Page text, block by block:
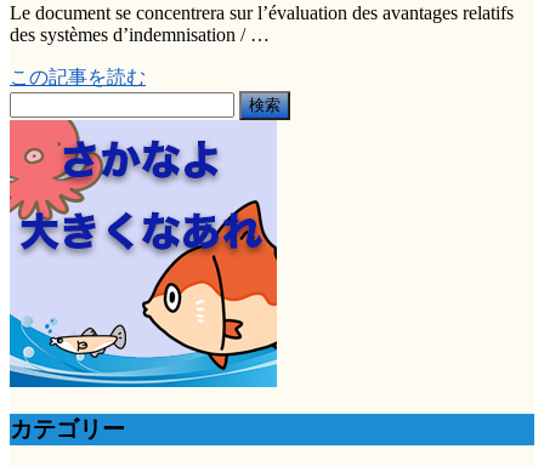
Le document se concentrera sur l’évaluation des avantages relatifs
des systèmes d’indemnisation / …
この記事を読む
索:
カテゴリー